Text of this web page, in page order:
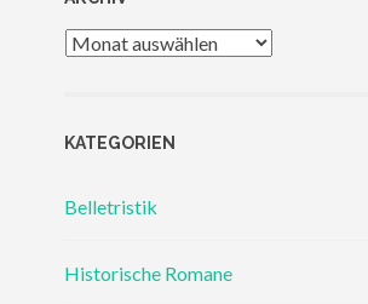
Archiv
KATEGORIEN
Belletristik
Historische Romane